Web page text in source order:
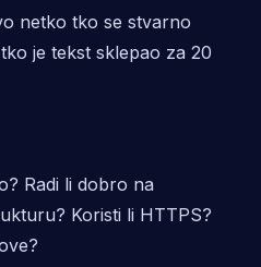
netko tko se stvarno
je tekst sklepao za 20
Radi li dobro na
Koristi li HTTPS?